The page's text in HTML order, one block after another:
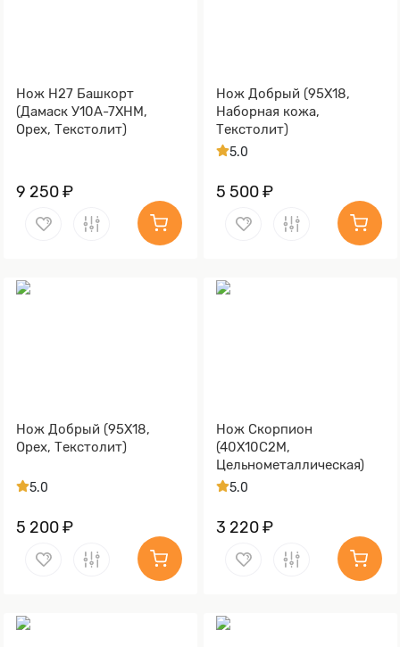
Нож Н27 Башкорт
(Дамаск У10А-7ХНМ,
Орех, Текстолит)
9 250 ₽
Нож Добрый (95Х18,
Наборная кожа,
Текстолит)
5.0
5 500 ₽
Нож Добрый (95Х18,
Орех, Текстолит)
5.0
5 200 ₽
Нож Скорпион
(40Х10С2М,
Цельнометаллическая)
5.0
3 220 ₽